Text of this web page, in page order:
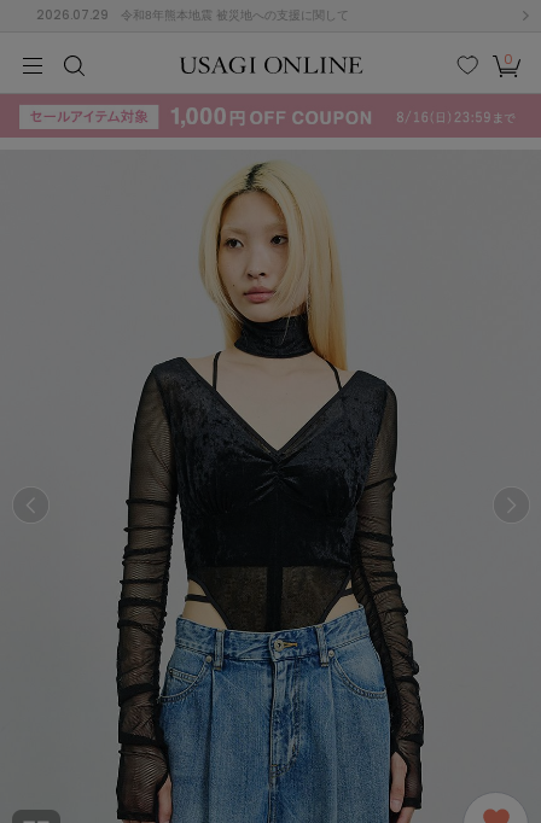
2026.07.29 令和8年熊本地震 被災地への支援に関して
検索
お気
に入
カー
ト
0
KIDSBABYBEAUTYLIFE STYLE
KIDSBABYBEAUTYLIFE STYLE
F G
N
T U
Z
その
他
ACYM
アシーム
adidas by Stella McCartney
アディダス バイ ステラマッカートニー
ALLISON BROWN
アリソンブラウン